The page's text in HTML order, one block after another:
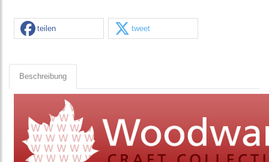
teilen tweet
Beschreibung